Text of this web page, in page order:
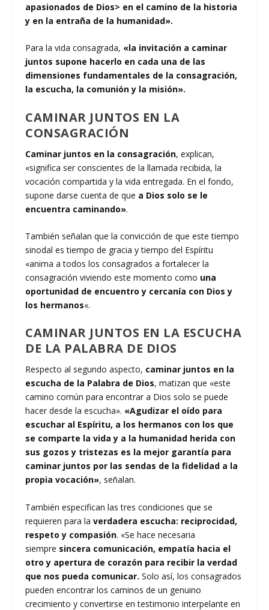
apasionados de Dios> en el camino de la historia
y en la entraña de la humanidad».
Para la vida consagrada, «la invitación a caminar
juntos supone hacerlo en cada una de las
dimensiones fundamentales de la consagración,
la escucha, la comunión y la misión».
CAMINAR JUNTOS EN LA
CONSAGRACIÓN
Caminar juntos en la consagración, explican,
«significa ser conscientes de la llamada recibida, la
vocación compartida y la vida entregada. En el fondo,
supone darse cuenta de que a Dios solo se le
encuentra caminando».
También señalan que la convicción de que este tiempo
sinodal es tiempo de gracia y tiempo del Espíritu
«anima a todos los consagrados a fortalecer la
consagración viviendo este momento como una
oportunidad de encuentro y cercanía con Dios y
los hermanos«.
CAMINAR JUNTOS EN LA ESCUCHA
DE LA PALABRA DE DIOS
Respecto al segundo aspecto, caminar juntos en la
escucha de la Palabra de Dios, matizan que «este
camino común para encontrar a Dios solo se puede
hacer desde la escucha». «Agudizar el oído para
escuchar al Espíritu, a los hermanos con los que
se comparte la vida y a la humanidad herida con
sus gozos y tristezas es la mejor garantía para
caminar juntos por las sendas de la fidelidad a la
propia vocación», señalan.
También especifican las tres condiciones que se
requieren para laverdadera escucha: reciprocidad,
respeto y compasión. «Se hace necesaria
siempre sincera comunicación, empatía hacia el
otro y apertura de corazón para recibir la verdad
que nos pueda comunicar.Solo así, los consagrados
pueden encontrar los caminos de un genuino
crecimiento y convertirse en testimonio interpelante en